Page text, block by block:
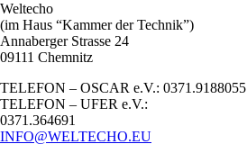
Weltecho
(im Haus “Kammer der Technik”)
Annaberger Strasse 24
09111 Chemnitz
TELEFON – OSCAR e.V.: 0371.9188055
TELEFON – UFER e.V.:
0371.364691
INFO@WELTECHO.EU